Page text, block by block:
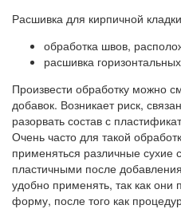
Расшивка для кирпичной
обработка швов,
расшивка
Произвести обработку можно
добавок. Возникает риск,
разорвать состав с
Очень часто для такой
применяться различные сухие
пластичными после
удобно применять, так как они
форму, после того как